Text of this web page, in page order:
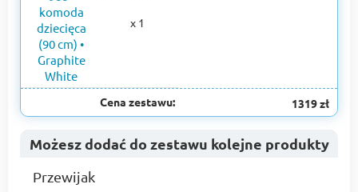
x 1
Cena zestawu: 1319 zł
Możesz dodać do zestawu kolejne produkty
Przewijak